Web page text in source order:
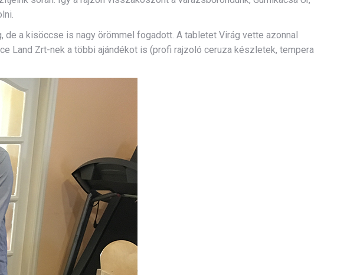
a kisöccse is nagy örömmel fogadott. A tabletet Virág vette azonnal
Land Zrt-nek a többi ajándékot is (profi rajzoló ceruza készletek, tempera